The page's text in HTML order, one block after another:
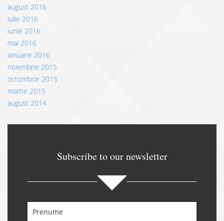
august 2016
iulie 2016
iunie 2016
mai 2016
ianuarie 2016
noiembrie 2015
octombrie 2015
martie 2015
august 2014
Subscribe to our newsletter